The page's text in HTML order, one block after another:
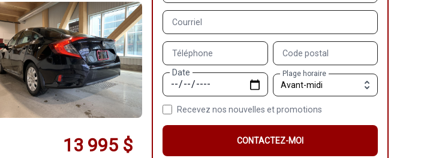
13 995 $
Courriel
Téléphone
Code postal
Date
Plage horaire
Recevez nos nouvelles et promotions
CONTACTEZ-MOI